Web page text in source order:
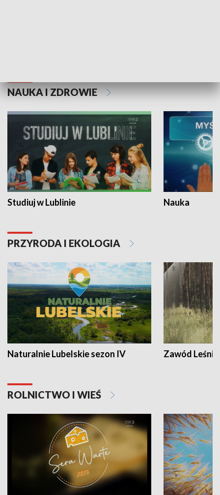
NAUKA I ZDROWIE
Studiuj w Lublinie Nauka
PRZYRODA I EKOLOGIA
Naturalnie Lubelskie sezon IV Zawód Leśnik
ROLNICTWO I WIEŚ